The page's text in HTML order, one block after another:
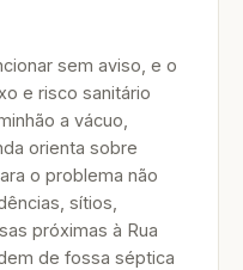
sem aviso, e o
e risco sanitário
a vácuo,
orienta sobre
o problema não
sítios,
próximas à Rua
de fossa séptica